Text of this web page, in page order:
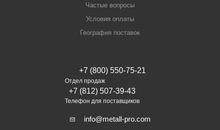
Частые вопросы
Условия оплаты
География поставок
+7 (800) 550-75-21
Отдел продаж
+7 (812) 507-39-43
Телефон для поставщиков
info@metall-pro.com